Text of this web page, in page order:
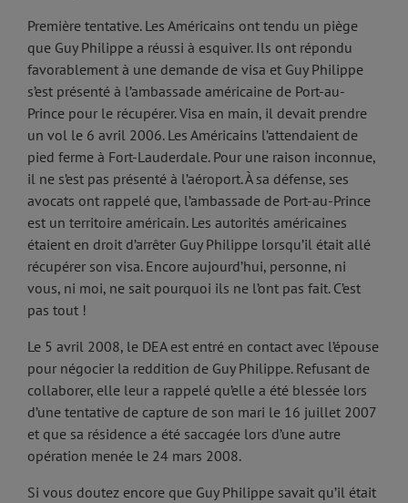
Première tentative. Les Américains ont tendu un piège
que Guy Philippe a réussi à esquiver. Ils ont répondu
favorablement à une demande de visa et Guy Philippe
s’est présenté à l’ambassade américaine de Port-au-
Prince pour le récupérer. Visa en main, il devait prendre
un vol le 6 avril 2006. Les Américains l’attendaient de
pied ferme à Fort-Lauderdale. Pour une raison inconnue,
il ne s’est pas présenté à l’aéroport. À sa défense, ses
avocats ont rappelé que, l’ambassade de Port-au-Prince
est un territoire américain. Les autorités américaines
étaient en droit d’arrêter Guy Philippe lorsqu’il était allé
récupérer son visa. Encore aujourd’hui, personne, ni
vous, ni moi, ne sait pourquoi ils ne l’ont pas fait. C’est
pas tout !
Le 5 avril 2008, le DEA est entré en contact avec l’épouse
pour négocier la reddition de Guy Philippe. Refusant de
collaborer, elle leur a rappelé qu’elle a été blessée lors
d’une tentative de capture de son mari le 16 juillet 2007
et que sa résidence a été saccagée lors d’une autre
opération menée le 24 mars 2008.
Si vous doutez encore que Guy Philippe savait qu’il était